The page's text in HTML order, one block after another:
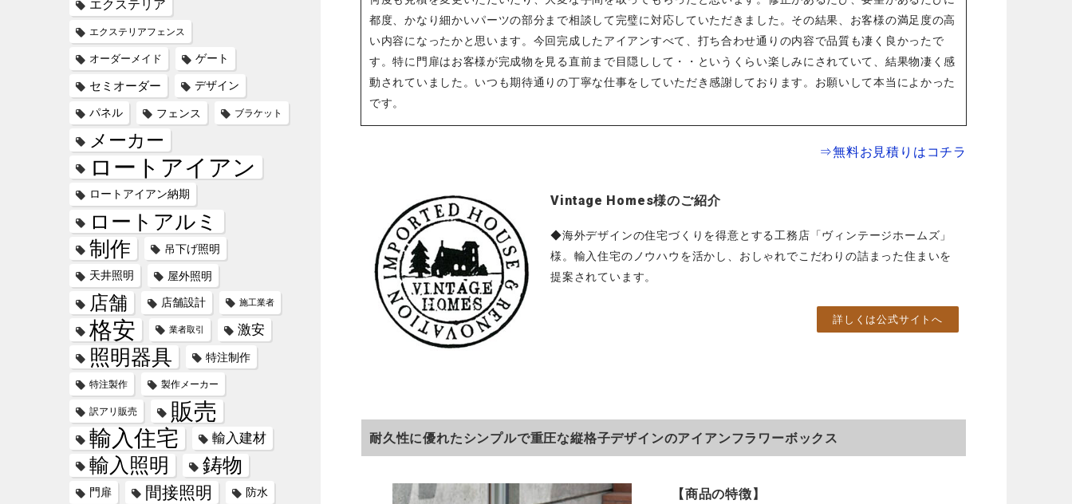
都度、かなり細かいパーツの部分まで相談して完璧に対応していただきました。その結果、お客様の満足度の高
い内容になったかと思います。今回完成したアイアンすべて、打ち合わせ通りの内容で品質も凄く良かったで
す。特に門扉はお客様が完成物を見る直前まで目隠しして・・というくらい楽しみにされていて、結果物凄く感
動されていました。いつも期待通りの丁寧な仕事をしていただき感謝しております。お願いして本当によかった
です。
⇒無料お見積りはコチラ
Vintage Homes様のご紹介
◆海外デザインの住宅づくりを得意とする工務店「ヴィンテージホームズ」
様。輸入住宅のノウハウを活かし、おしゃれでこだわりの詰まった住まいを
提案されています。
詳しくは公式サイトへ
耐久性に優れたシンプルで重圧な縦格子デザインのアイアンフラワーボックス
【商品の特徴】
エクステリア
エクステリアフェンス
オーダーメイド ゲート
セミオーダー デザイン
パネル フェンス ブラケット
メーカー
ロートアイアン
ロートアイアン納期
ロートアルミ
制作
吊下げ照明
天井照明 屋外照明
店舗 店舗設計 施工業者
格安 業者取引 激安
照明器具 特注制作
特注製作 製作メーカー
訳アリ販売 販売
輸入住宅 輸入建材
輸入照明 鋳物
門扉 間接照明 防水